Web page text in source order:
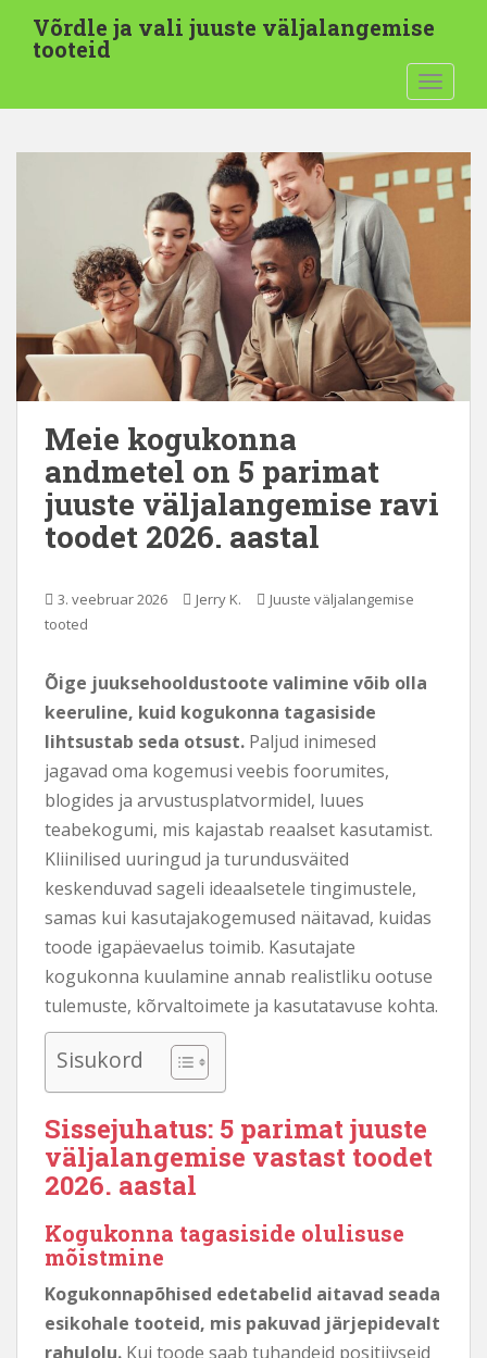
v
Võrdle ja vali juuste väljalangemise
tooteid
Meie kogukonna
andmetel on 5 parimat
juuste väljalangemise ravi
toodet 2026. aastal
3. veebruar 2026 Jerry K.
Juuste väljalangemise
tooted
Õige juuksehooldustoote valimine võib olla
keeruline, kuid kogukonna tagasiside
lihtsustab seda otsust. Paljud inimesed
jagavad oma kogemusi veebis foorumites,
blogides ja arvustusplatvormidel, luues
teabekogumi, mis kajastab reaalset kasutamist.
Kliinilised uuringud ja turundusväited
keskenduvad sageli ideaalsetele tingimustele,
samas kui kasutajakogemused näitavad, kuidas
toode igapäevaelus toimib. Kasutajate
kogukonna kuulamine annab realistliku ootuse
tulemuste, kõrvaltoimete ja kasutatavuse kohta.
Sisukord
Sissejuhatus: 5 parimat juuste
väljalangemise vastast toodet
2026. aastal
Kogukonna tagasiside olulisuse
mõistmine
Kogukonnapõhised edetabelid aitavad seada
esikohale tooteid, mis pakuvad järjepidevalt
rahulolu. Kui toode saab tuhandeid positiivseid